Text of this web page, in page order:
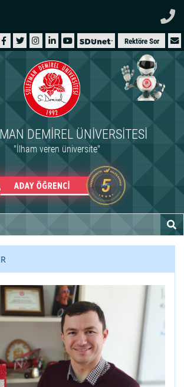
Rektöre Sor
DEMIREL ÜNIVERSITESI
"İlham veren üniversite"